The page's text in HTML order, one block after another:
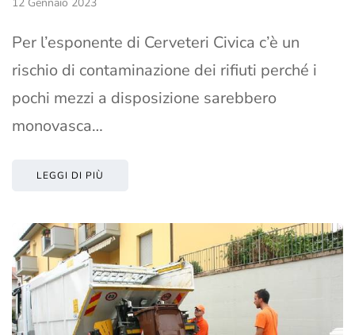
Per l’esponente di Cerveteri Civica c’è un
rischio di contaminazione dei rifiuti perché i
pochi mezzi a disposizione sarebbero
monovasca…
LEGGI DI PIÙ